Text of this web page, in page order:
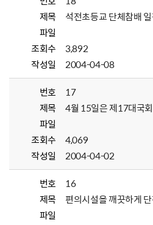
제목
석전초등교 단체참배
파일
조회수
3,892
작성일
2004-04-08
번호
17
제목
4월 15일은 제17대국
파일
조회수
4,069
작성일
2004-04-02
번호
16
제목
편의시설을 깨끗하게
파일